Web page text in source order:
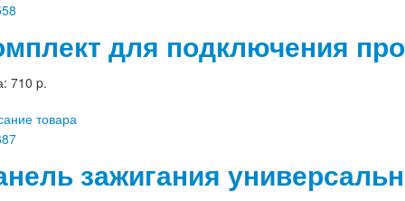
для подключения
710 p.
товара
зажигания